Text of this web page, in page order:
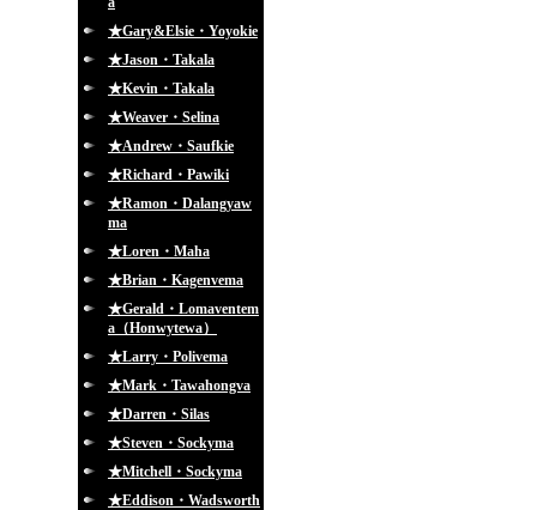
★Gary&Elsie・Yoyokie
★Jason・Takala
★Kevin・Takala
★Weaver・Selina
★Andrew・Saufkie
★Richard・Pawiki
★Ramon・Dalangyaw
ma
★Loren・Maha
★Brian・Kagenvema
★Gerald・Lomaventem
a（Honwytewa）
★Larry・Polivema
★Mark・Tawahongva
★Darren・Silas
★Steven・Sockyma
★Mitchell・Sockyma
★Eddison・Wadsworth